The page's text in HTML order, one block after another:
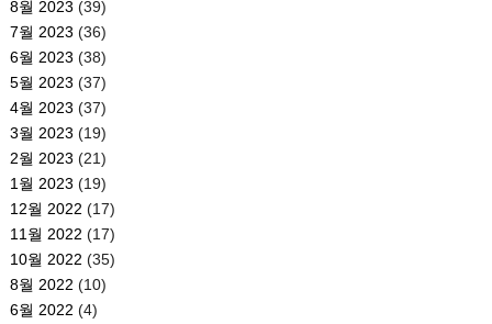
8월 2023 (39)
7월 2023 (36)
6월 2023 (38)
5월 2023 (37)
4월 2023 (37)
3월 2023 (19)
2월 2023 (21)
1월 2023 (19)
12월 2022 (17)
11월 2022 (17)
10월 2022 (35)
8월 2022 (10)
6월 2022 (4)